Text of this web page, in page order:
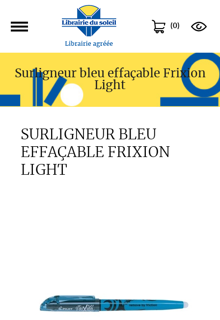
(0)
Surligneur bleu effaçable Frixion
Light
SURLIGNEUR BLEU
EFFAÇABLE FRIXION
LIGHT